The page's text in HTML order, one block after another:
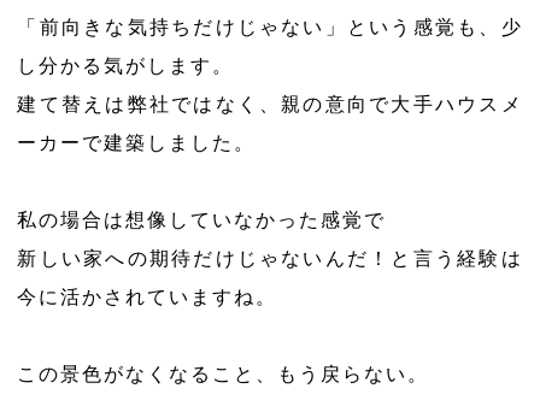
「前向きな気持ちだけじゃない」という感覚も、少
し分かる気がします。
建て替えは弊社ではなく、親の意向で大手ハウスメ
ーカーで建築しました。
私の場合は想像していなかった感覚で
新しい家への期待だけじゃないんだ！と言う経験は
今に活かされていますね。
この景色がなくなること、もう戻らない。